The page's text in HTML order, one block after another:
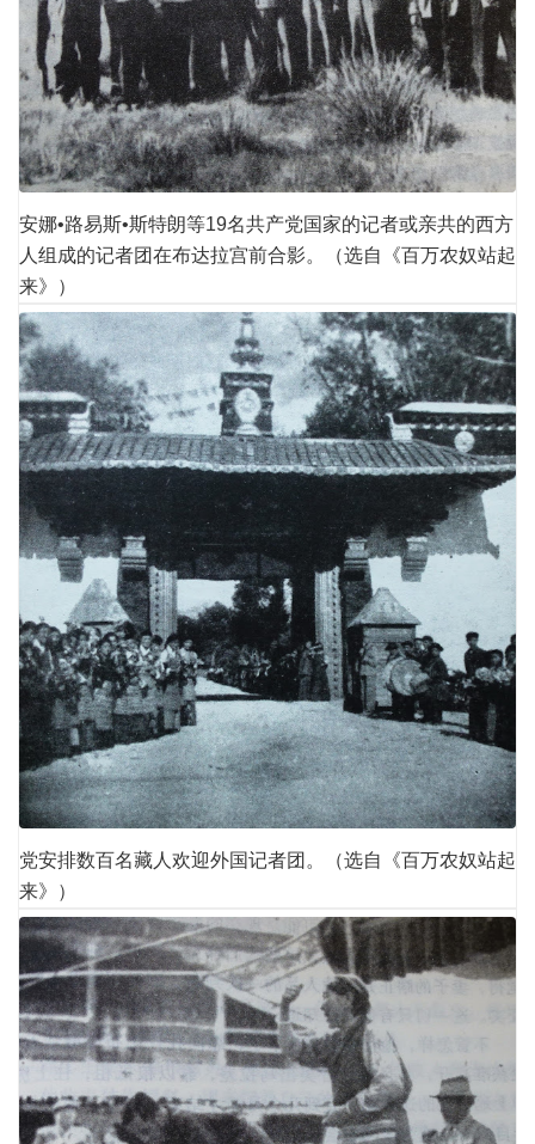
安娜•路易斯•斯特朗等19名共产党国家的记者或亲共的西方
人组成的记者团在布达拉宫前合影。（选自《百万农奴站起
来》）
党安排数百名藏人欢迎外国记者团。（选自《百万农奴站起
来》）